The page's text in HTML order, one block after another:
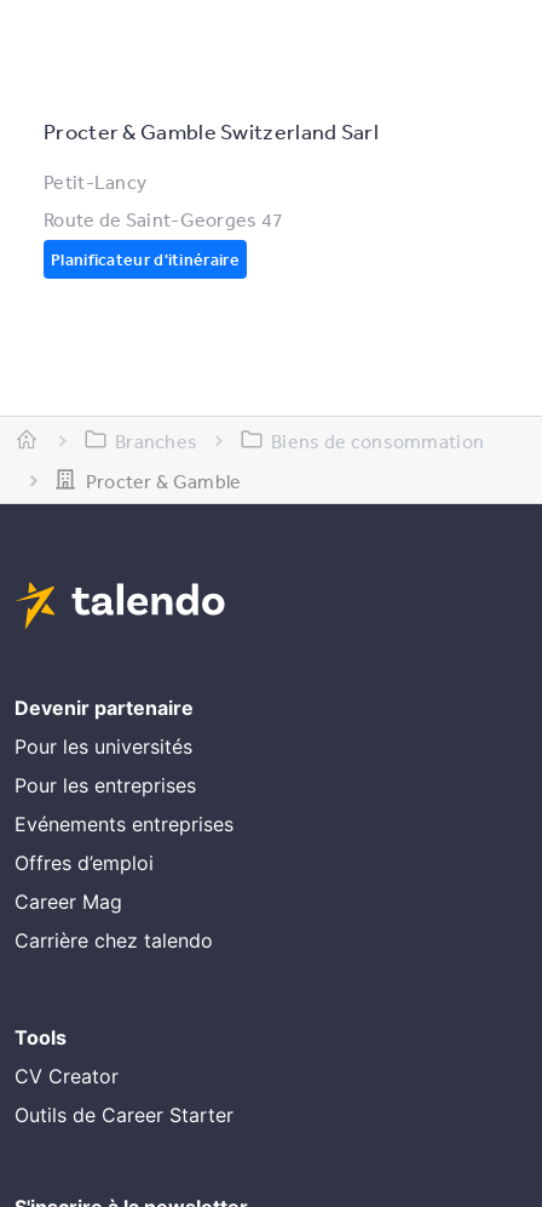
Procter & Gamble Switzerland Sarl
Petit-Lancy
Route de Saint-Georges 47
Planificateur d'itinéraire
Branches
Biens de consommation
Procter & Gamble
Devenir partenaire
Pour les universités
Pour les entreprises
Evénements entreprises
Offres d’emploi
Career Mag
Carrière chez talendo
Tools
CV Creator
Outils de Career Starter